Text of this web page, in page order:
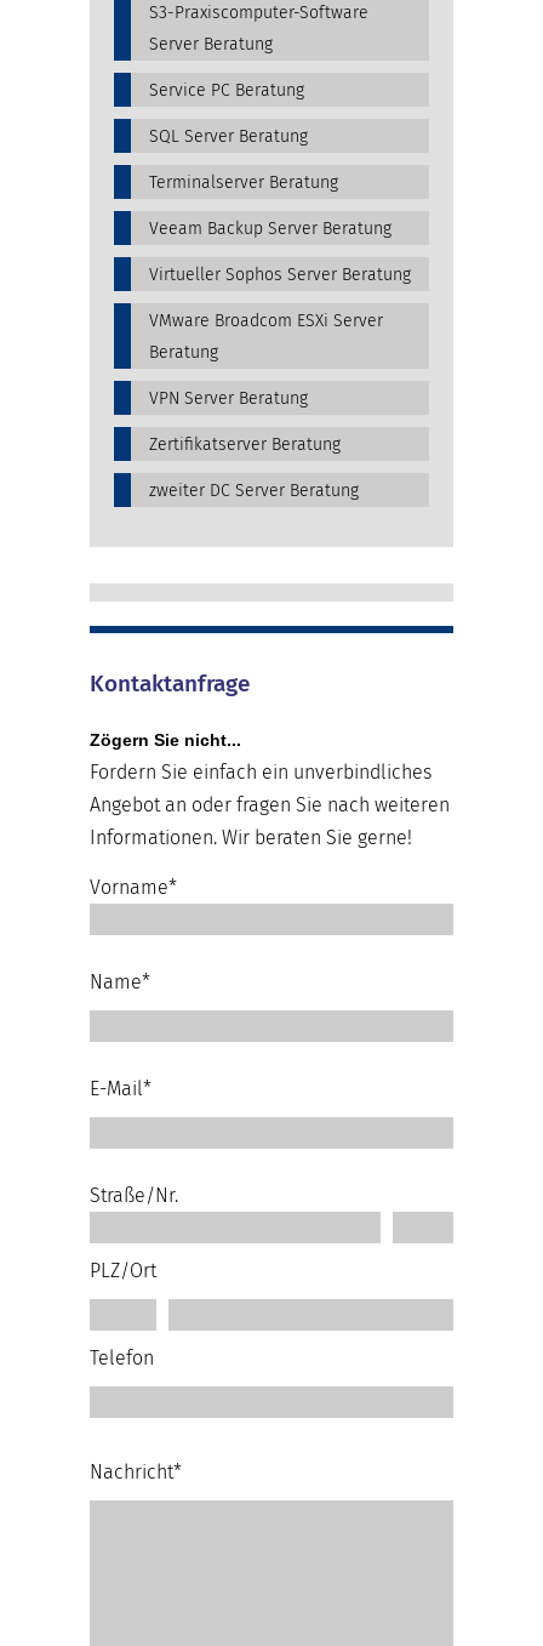
S3-Praxiscomputer-Software
Server Beratung
Service PC Beratung
SQL Server Beratung
Terminalserver Beratung
Veeam Backup Server Beratung
Virtueller Sophos Server Beratung
VMware Broadcom ESXi Server
Beratung
VPN Server Beratung
Zertifikatserver Beratung
zweiter DC Server Beratung
Kontaktanfrage
Zögern Sie nicht...
Fordern Sie einfach ein unverbindliches
Angebot an oder fragen Sie nach weiteren
Informationen. Wir beraten Sie gerne!
Vorname*
Name*
E-Mail*
Straße/Nr.
PLZ/Ort
Telefon
Nachricht*